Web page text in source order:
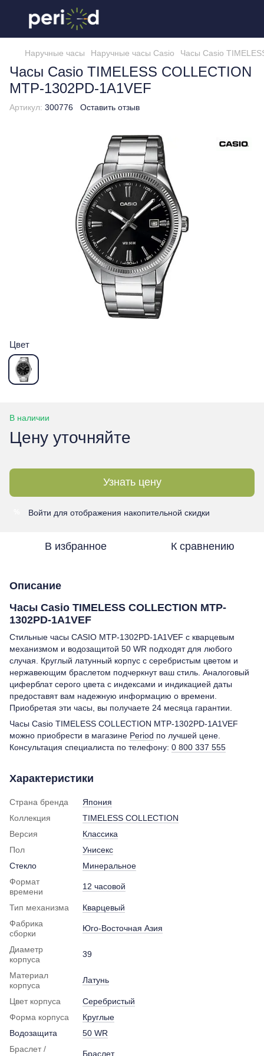
Наручные часы Наручные часы Casio Часы Casio
Часы Casio TIMELESS COLLECTION
MTP-1302PD-1A1VEF
Артикул: 300776 Оставить отзыв
Цвет
В наличии
Цену уточняйте
Узнать цену
Войти для отображения накопительной скидки
В избранное К сравнению
Описание
Часы Casio TIMELESS COLLECTION MTP-
1302PD-1A1VEF
Стильные часы CASIO MTP-1302PD-1A1VEF с кварцевым
механизмом и водозащитой 50 WR подходят для любого
случая. Круглый латунный корпус с серебристым цветом и
нержавеющим браслетом подчеркнут ваш стиль. Аналоговый
циферблат серого цвета с индексами и индикацией даты
предоставят вам надежную информацию о времени.
Приобретая эти часы, вы получаете 24 месяца гарантии.
Часы Casio TIMELESS COLLECTION MTP-1302PD-1A1VEF
можно приобрести в магазине Period по лучшей цене.
Консультация специалиста по телефону: 0 800 337 555
Характеристики
Страна бренда
Япония
Коллекция
TIMELESS COLLECTION
Версия
Классика
Пол
Унисекс
Стекло
Минеральное
Формат
времени
12 часовой
Тип механизма
Кварцевый
Фабрика
сборки
Юго-Восточная Азия
Диаметр
корпуса
39
Материал
корпуса
Латунь
Цвет корпуса
Серебристый
Форма корпуса
Круглые
Водозащита
50 WR
Браслет /
Браслет